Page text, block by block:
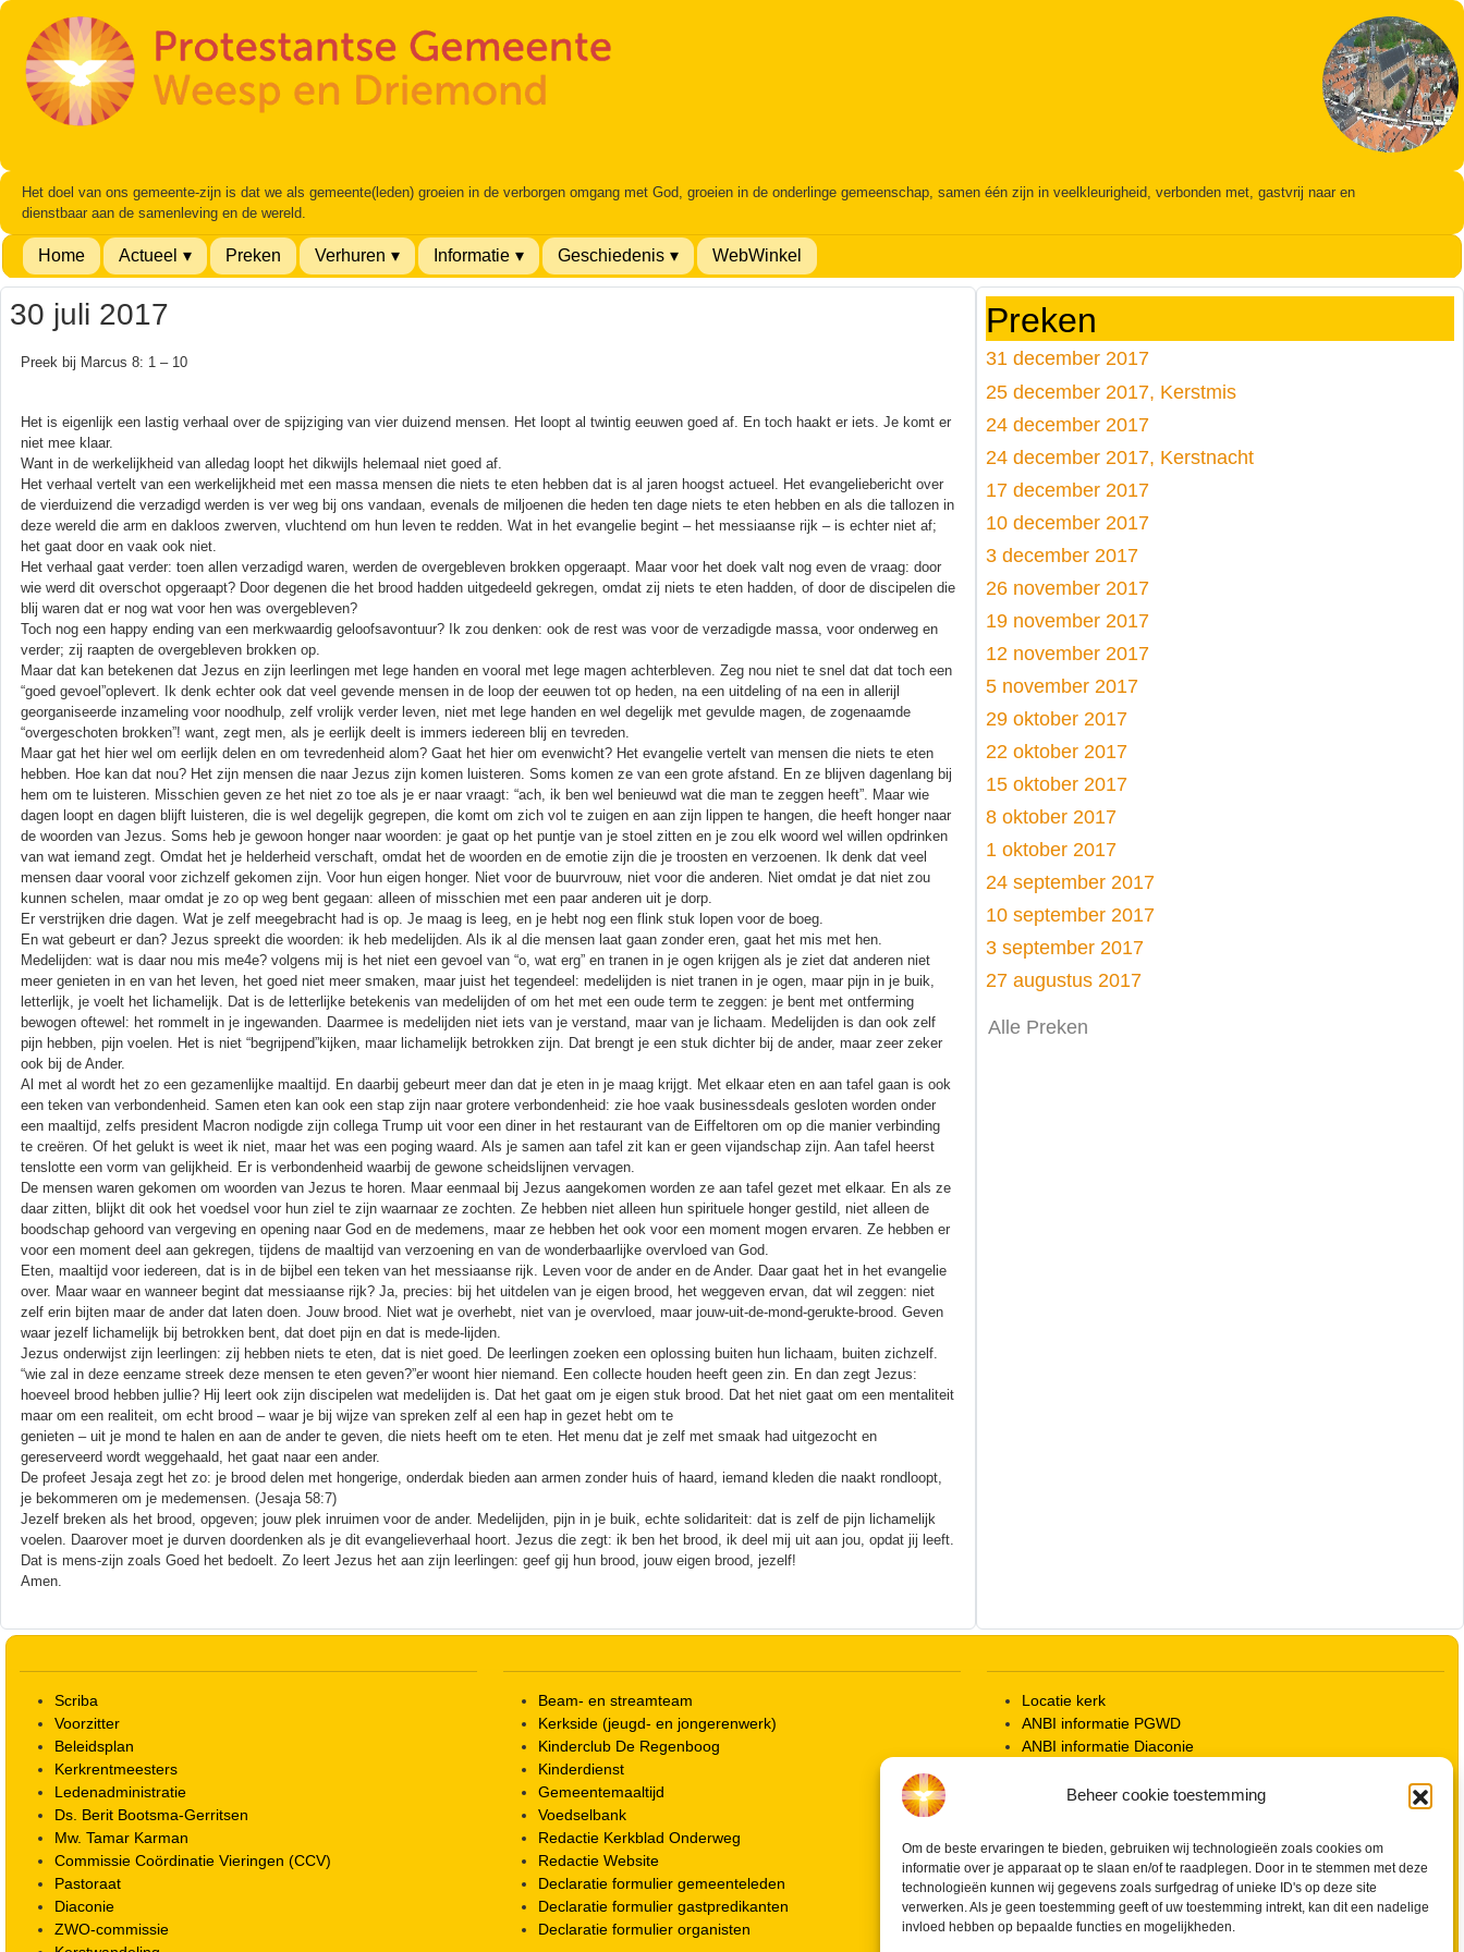
Beheer cookie toestemming
Om de beste ervaringen te bieden, gebruiken wij technologieën zoals cookies om
informatie over je apparaat op te slaan en/of te raadplegen. Door in te stemmen met deze
technologieën kunnen wij gegevens zoals surfgedrag of unieke ID's op deze site
verwerken. Als je geen toestemming geeft of uw toestemming intrekt, kan dit een nadelige
invloed hebben op bepaalde functies en mogelijkheden.
Het doel van ons gemeente-zijn is dat we als gemeente(leden) groeien in de verborgen omgang met God, groeien in de onderlinge gemeenschap, samen één zijn in veelkleurigheid, verbonden met, gastvrij naar en
dienstbaar aan de samenleving en de wereld.
Home Actueel Preken Verhuren Informatie Geschiedenis WebWinkel
30 juli 2017
Preek bij Marcus 8: 1 – 10
Het is eigenlijk een lastig verhaal over de spijziging van vier duizend mensen. Het loopt al twintig eeuwen goed af. En toch haakt er iets. Je komt er
niet mee klaar.
Want in de werkelijkheid van alledag loopt het dikwijls helemaal niet goed af.
Het verhaal vertelt van een werkelijkheid met een massa mensen die niets te eten hebben dat is al jaren hoogst actueel. Het evangeliebericht over
de vierduizend die verzadigd werden is ver weg bij ons vandaan, evenals de miljoenen die heden ten dage niets te eten hebben en als die tallozen in
deze wereld die arm en dakloos zwerven, vluchtend om hun leven te redden. Wat in het evangelie begint – het messiaanse rijk – is echter niet af;
het gaat door en vaak ook niet.
Het verhaal gaat verder: toen allen verzadigd waren, werden de overgebleven brokken opgeraapt. Maar voor het doek valt nog even de vraag: door
wie werd dit overschot opgeraapt? Door degenen die het brood hadden uitgedeeld gekregen, omdat zij niets te eten hadden, of door de discipelen die
blij waren dat er nog wat voor hen was overgebleven?
Toch nog een happy ending van een merkwaardig geloofsavontuur? Ik zou denken: ook de rest was voor de verzadigde massa, voor onderweg en
verder; zij raapten de overgebleven brokken op.
Maar dat kan betekenen dat Jezus en zijn leerlingen met lege handen en vooral met lege magen achterbleven. Zeg nou niet te snel dat dat toch een
“goed gevoel”oplevert. Ik denk echter ook dat veel gevende mensen in de loop der eeuwen tot op heden, na een uitdeling of na een in allerijl
georganiseerde inzameling voor noodhulp, zelf vrolijk verder leven, niet met lege handen en wel degelijk met gevulde magen, de zogenaamde
“overgeschoten brokken”! want, zegt men, als je eerlijk deelt is immers iedereen blij en tevreden.
Maar gat het hier wel om eerlijk delen en om tevredenheid alom? Gaat het hier om evenwicht? Het evangelie vertelt van mensen die niets te eten
hebben. Hoe kan dat nou? Het zijn mensen die naar Jezus zijn komen luisteren. Soms komen ze van een grote afstand. En ze blijven dagenlang bij
hem om te luisteren. Misschien geven ze het niet zo toe als je er naar vraagt: “ach, ik ben wel benieuwd wat die man te zeggen heeft”. Maar wie
dagen loopt en dagen blijft luisteren, die is wel degelijk gegrepen, die komt om zich vol te zuigen en aan zijn lippen te hangen, die heeft honger naar
de woorden van Jezus. Soms heb je gewoon honger naar woorden: je gaat op het puntje van je stoel zitten en je zou elk woord wel willen opdrinken
van wat iemand zegt. Omdat het je helderheid verschaft, omdat het de woorden en de emotie zijn die je troosten en verzoenen. Ik denk dat veel
mensen daar vooral voor zichzelf gekomen zijn. Voor hun eigen honger. Niet voor de buurvrouw, niet voor die anderen. Niet omdat je dat niet zou
kunnen schelen, maar omdat je zo op weg bent gegaan: alleen of misschien met een paar anderen uit je dorp.
Er verstrijken drie dagen. Wat je zelf meegebracht had is op. Je maag is leeg, en je hebt nog een flink stuk lopen voor de boeg.
En wat gebeurt er dan? Jezus spreekt die woorden: ik heb medelijden. Als ik al die mensen laat gaan zonder eren, gaat het mis met hen.
Medelijden: wat is daar nou mis me4e? volgens mij is het niet een gevoel van “o, wat erg” en tranen in je ogen krijgen als je ziet dat anderen niet
meer genieten in en van het leven, het goed niet meer smaken, maar juist het tegendeel: medelijden is niet tranen in je ogen, maar pijn in je buik,
letterlijk, je voelt het lichamelijk. Dat is de letterlijke betekenis van medelijden of om het met een oude term te zeggen: je bent met ontferming
bewogen oftewel: het rommelt in je ingewanden. Daarmee is medelijden niet iets van je verstand, maar van je lichaam. Medelijden is dan ook zelf
pijn hebben, pijn voelen. Het is niet “begrijpend”kijken, maar lichamelijk betrokken zijn. Dat brengt je een stuk dichter bij de ander, maar zeer zeker
ook bij de Ander.
Al met al wordt het zo een gezamenlijke maaltijd. En daarbij gebeurt meer dan dat je eten in je maag krijgt. Met elkaar eten en aan tafel gaan is ook
een teken van verbondenheid. Samen eten kan ook een stap zijn naar grotere verbondenheid: zie hoe vaak businessdeals gesloten worden onder
een maaltijd, zelfs president Macron nodigde zijn collega Trump uit voor een diner in het restaurant van de Eiffeltoren om op die manier verbinding
te creëren. Of het gelukt is weet ik niet, maar het was een poging waard. Als je samen aan tafel zit kan er geen vijandschap zijn. Aan tafel heerst
tenslotte een vorm van gelijkheid. Er is verbondenheid waarbij de gewone scheidslijnen vervagen.
De mensen waren gekomen om woorden van Jezus te horen. Maar eenmaal bij Jezus aangekomen worden ze aan tafel gezet met elkaar. En als ze
daar zitten, blijkt dit ook het voedsel voor hun ziel te zijn waarnaar ze zochten. Ze hebben niet alleen hun spirituele honger gestild, niet alleen de
boodschap gehoord van vergeving en opening naar God en de medemens, maar ze hebben het ook voor een moment mogen ervaren. Ze hebben er
voor een moment deel aan gekregen, tijdens de maaltijd van verzoening en van de wonderbaarlijke overvloed van God.
Eten, maaltijd voor iedereen, dat is in de bijbel een teken van het messiaanse rijk. Leven voor de ander en de Ander. Daar gaat het in het evangelie
over. Maar waar en wanneer begint dat messiaanse rijk? Ja, precies: bij het uitdelen van je eigen brood, het weggeven ervan, dat wil zeggen: niet
zelf erin bijten maar de ander dat laten doen. Jouw brood. Niet wat je overhebt, niet van je overvloed, maar jouw-uit-de-mond-gerukte-brood. Geven
waar jezelf lichamelijk bij betrokken bent, dat doet pijn en dat is mede-lijden.
Jezus onderwijst zijn leerlingen: zij hebben niets te eten, dat is niet goed. De leerlingen zoeken een oplossing buiten hun lichaam, buiten zichzelf.
“wie zal in deze eenzame streek deze mensen te eten geven?”er woont hier niemand. Een collecte houden heeft geen zin. En dan zegt Jezus:
hoeveel brood hebben jullie? Hij leert ook zijn discipelen wat medelijden is. Dat het gaat om je eigen stuk brood. Dat het niet gaat om een mentaliteit
maar om een realiteit, om echt brood – waar je bij wijze van spreken zelf al een hap in gezet hebt om te
genieten – uit je mond te halen en aan de ander te geven, die niets heeft om te eten. Het menu dat je zelf met smaak had uitgezocht en
gereserveerd wordt weggehaald, het gaat naar een ander.
De profeet Jesaja zegt het zo: je brood delen met hongerige, onderdak bieden aan armen zonder huis of haard, iemand kleden die naakt rondloopt,
je bekommeren om je medemensen. (Jesaja 58:7)
Jezelf breken als het brood, opgeven; jouw plek inruimen voor de ander. Medelijden, pijn in je buik, echte solidariteit: dat is zelf de pijn lichamelijk
voelen. Daarover moet je durven doordenken als je dit evangelieverhaal hoort. Jezus die zegt: ik ben het brood, ik deel mij uit aan jou, opdat jij leeft.
Dat is mens-zijn zoals Goed het bedoelt. Zo leert Jezus het aan zijn leerlingen: geef gij hun brood, jouw eigen brood, jezelf!
Amen.
Preken
31 december 2017
25 december 2017, Kerstmis
24 december 2017
24 december 2017, Kerstnacht
17 december 2017
10 december 2017
3 december 2017
26 november 2017
19 november 2017
12 november 2017
5 november 2017
29 oktober 2017
22 oktober 2017
15 oktober 2017
8 oktober 2017
1 oktober 2017
24 september 2017
10 september 2017
3 september 2017
27 augustus 2017
Alle Preken
Scriba
Voorzitter
Beleidsplan
Kerkrentmeesters
Ledenadministratie
Ds. Berit Bootsma-Gerritsen
Mw. Tamar Karman
Commissie Coördinatie Vieringen (CCV)
Pastoraat
Diaconie
ZWO-commissie
Beam- en streamteam
Kerkside (jeugd- en jongerenwerk)
Kinderclub De Regenboog
Kinderdienst
Gemeentemaaltijd
Voedselbank
Redactie Kerkblad Onderweg
Redactie Website
Declaratie formulier gemeenteleden
Declaratie formulier gastpredikanten
Declaratie formulier organisten
Locatie kerk
ANBI informatie PGWD
ANBI informatie Diaconie
Info Kerkelijke gebouwen / koster
Privacy
Streaming Protocol
Cookiebeleid (EU)
Zoeken